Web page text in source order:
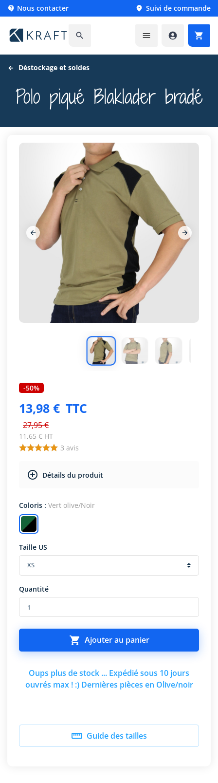
 Nous contacter  Suivi de commande
   
Déstockage et soldes
Polo piqué Blaklader bradé
 
 
 
 
 
 
 
-50%
13,98 € TTC
27,95 €
11,65 € HT
3 avis
Détails du produit
Coloris : Vert olive/Noir
Taille US
Quantité
 Ajouter au panier
Oups plus de stock ... Expédié sous 10 jours
ouvrés max ! :) Dernières pièces en Olive/noir
 Guide des tailles